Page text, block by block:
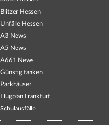
Blitzer Hessen
Unfälle Hessen
A3 News
A5 News
A661 News
Günstig tanken
Parkhäuser
Flugplan Frankfurt
Schulausfälle